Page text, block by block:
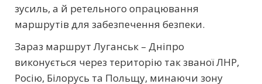
зусиль, а й ретельного опрацювання
маршрутів для забезпечення безпеки.
Зараз маршрут Луганськ – Дніпро
виконується через територію так званої ЛНР,
Росію, Білорусь та Польщу, минаючи зону